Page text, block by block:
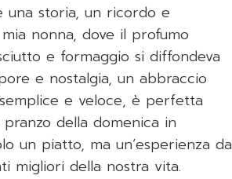
una storia, un ricordo e
nonna, dove il profumo
e formaggio si diffondeva
e nostalgia, un abbraccio
e veloce, è perfetta
della domenica in
un piatto, ma un’esperienza da
migliori della nostra vita.